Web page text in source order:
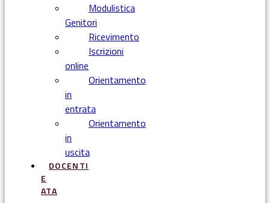
Modulistica
Genitori
Ricevimento
Iscrizioni
online
Orientamento
in
entrata
Orientamento
in
uscita
DOCENTI
E
ATA